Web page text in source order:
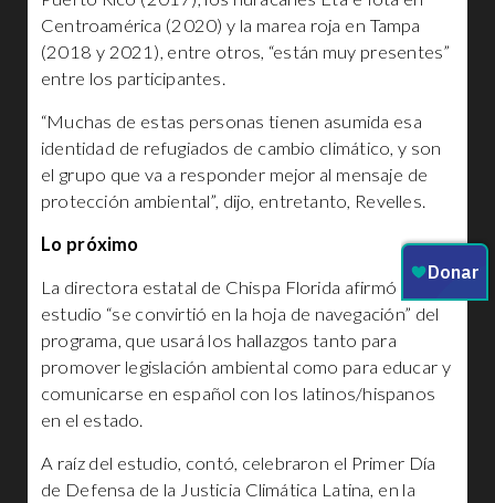
Centroamérica (2020) y la marea roja en Tampa
(2018 y 2021), entre otros, “están muy presentes”
entre los participantes.
“Muchas de estas personas tienen asumida esa
identidad de refugiados de cambio climático, y son
el grupo que va a responder mejor al mensaje de
protección ambiental”, dijo, entretanto, Revelles.
Lo próximo
La directora estatal de Chispa Florida afirmó que el
estudio “se convirtió en la hoja de navegación” del
programa, que usará los hallazgos tanto para
promover legislación ambiental como para educar y
comunicarse en español con los latinos/hispanos
en el estado.
A raíz del estudio, contó, celebraron el Primer Día
de Defensa de la Justicia Climática Latina, en la